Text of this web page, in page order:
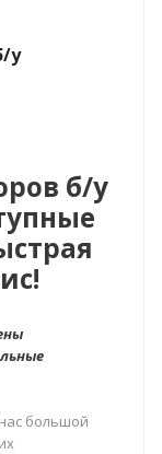
у
б/у
большой